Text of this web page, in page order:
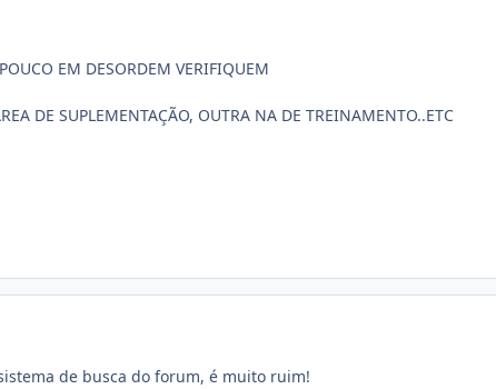
EM DESORDEM VERIFIQUEM
DE SUPLEMENTAÇÃO, OUTRA NA DE TREINAMENTO..ETC
de busca do forum, é muito ruim!